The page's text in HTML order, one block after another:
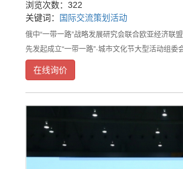
浏览次数：322
关键词：
国际交流策划 活动
俄中“一带一路”战略发展研究会联合欧亚经济联
先发起成立“一带一路”·城市文化节大型活动组委
科教论坛上进行了首场海外专题发布。俄罗斯联
夫高度赞扬举办城市文化节的意义重大，并为城
在线询价